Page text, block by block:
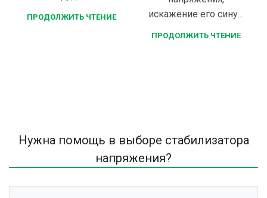
ПРОДОЛЖИТЬ ЧТЕНИЕ
искажение его сину...
ПРОДОЛЖИТЬ ЧТЕНИЕ
Нужна помощь в выборе стабилизатора
напряжения?